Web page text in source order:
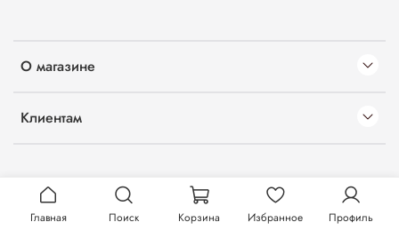
О магазине
Клиентам
Главная Поиск Корзина Избранное Профиль